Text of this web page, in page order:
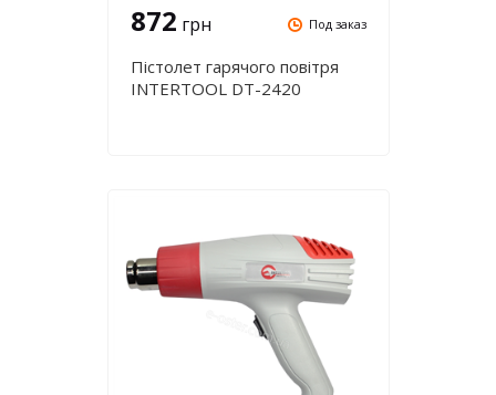
872 грн Под заказ
Пістолет гарячого повітря
INTERTOOL DT-2420